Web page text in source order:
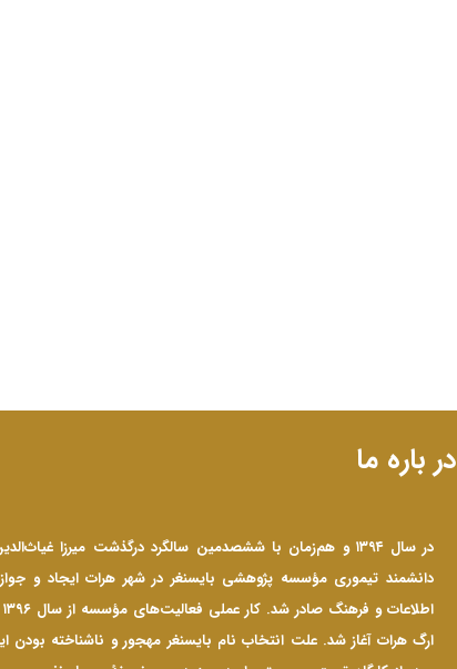
در باره ما
در سال ۱۳۹۴ و هم‌زمان با ششصدمین سالگرد درگذشت میرزا
دانشمند تیموری مؤسسه پژوهشی بایسنغر در شهر هرات ایجاد و
ارگ هرات آغاز شد. علت انتخاب نام بایسنغر مهجور و ناشناخته بودن